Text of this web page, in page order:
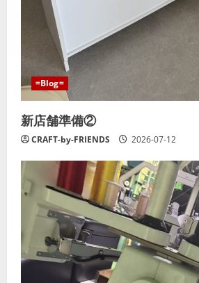
=Blog=
新店舗準備②
CRAFT-by-FRIENDS 2026-07-12